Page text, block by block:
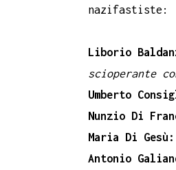
nazifastiste:
Liborio
scioperante
Umberto
Nunzio Di
Maria Di Gesù:
Antonio